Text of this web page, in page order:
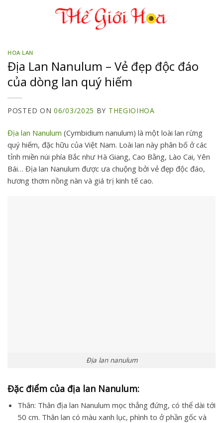
HOA LAN
Địa Lan Nanulum – Vẻ đẹp độc đáo
của dòng lan quý hiếm
POSTED ON 06/03/2025 BY THEGIOIHOA
Địa lan Nanulum (Cymbidium nanulum) là một loài lan rừng
quý hiếm, đặc hữu của Việt Nam. Loài lan này phân bố ở các
tỉnh miền núi phía Bắc như Hà Giang, Cao Bằng, Lào Cai, Yên
Bái… Địa lan Nanulum được ưa chuộng bởi vẻ đẹp độc đáo,
hương thơm nồng nàn và giá trị kinh tế cao.
Địa lan nanulum
Đặc điểm của địa lan Nanulum:
Thân: Thân địa lan Nanulum mọc thẳng đứng, có thể dài tới
50 cm. Thân lan có màu xanh lục, phình to ở phần gốc và